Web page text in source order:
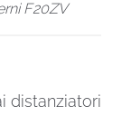
F20ZV
distanziatori